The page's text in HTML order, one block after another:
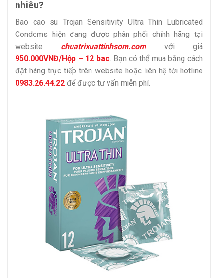
nhiêu?
Bao cao su Trojan Sensitivity Ultra Thin Lubricated
Condoms hiện đang được phân phối chính hãng tại
website chuatrixuattinhsom.comvới giá
950.000VNĐ/Hộp – 12 bao. Bạn có thể mua bằng cách
đặt hàng trực tiếp trên website hoặc liên hệ tới hotline
0983.26.44.22 để được tư vấn miễn phí.